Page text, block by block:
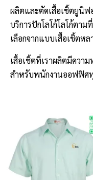
ผลิตและตัดเสื้อเชิ้ตยูนิ
บริการปักโลโก้โลโก้ตาม
เลือกจากแบบเสื้อเชิ้ตห
เสื้อเชิ้ตที่เราผลิตมีคว
สำหรับพนักงานออฟฟิศ